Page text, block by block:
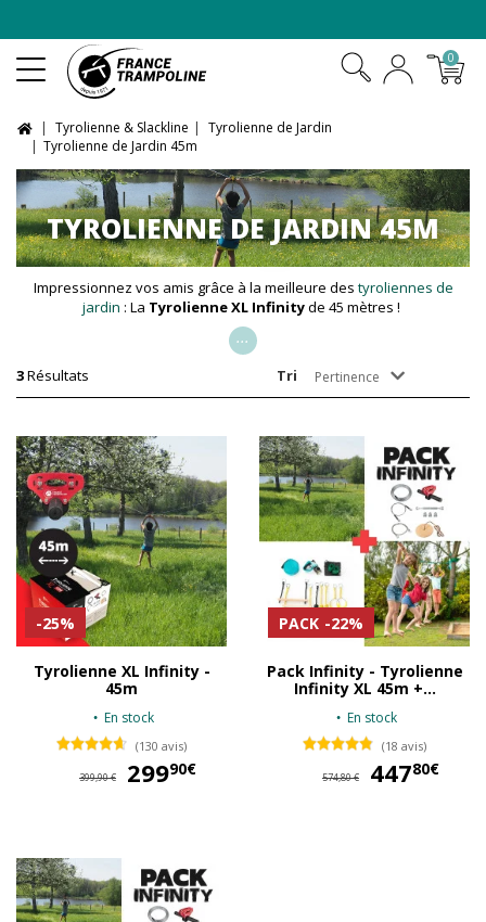
0
Tyrolienne & Slackline
Tyrolienne de Jardin
Tyrolienne de Jardin 45m
TYROLIENNE DE JARDIN 45M
Impressionnez vos amis grâce à la meilleure des tyroliennes de
jardin : La Tyrolienne XL Infinityde 45 mètres !
...
3Résultats Tri Pertinence
-25%
Tyrolienne XL Infinity -
45m
En stock
(130 avis)
399,90 € 29990€
PACK -22%
Pack Infinity - Tyrolienne
Infinity XL 45m +...
En stock
(18 avis)
574,80 € 44780€